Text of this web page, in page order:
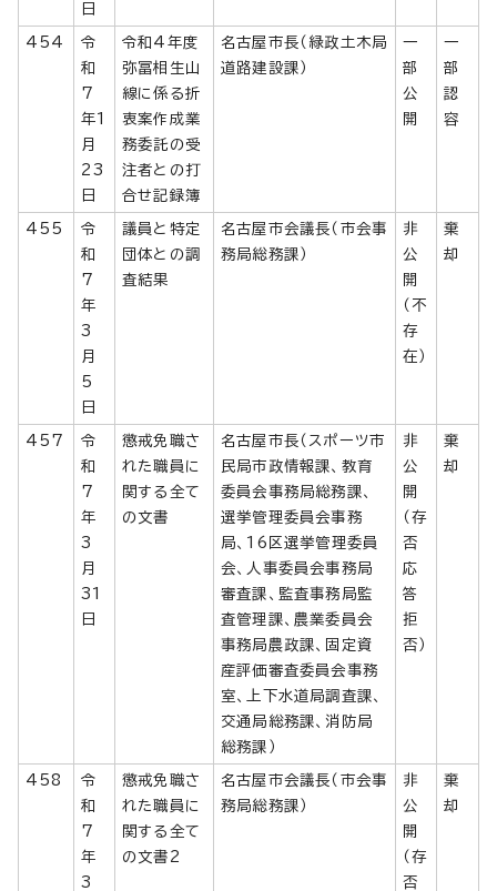
日
454
令
和
7
年1
月
23
日
令和4年度
弥冨相生山
線に係る折
衷案作成業
務委託の受
注者との打
合せ記録簿
名古屋市長（緑政土木局
道路建設課）
一
部
公
開
一
部
認
容
455
令
和
7
年
3
月
5
日
議員と特定
団体との調
査結果
名古屋市会議長（市会事
務局総務課）
非
公
開
（不
存
在）
棄
却
457
令
和
7
年
3
月
31
日
懲戒免職さ
れた職員に
関する全て
の文書
名古屋市長（スポーツ市
民局市政情報課、教育
委員会事務局総務課、
選挙管理委員会事務
局、16区選挙管理委員
会、人事委員会事務局
審査課、監査事務局監
査管理課、農業委員会
事務局農政課、固定資
産評価審査委員会事務
室、上下水道局調査課、
交通局総務課、消防局
総務課）
非
公
開
（存
否
応
答
拒
否）
棄
却
458
令
和
7
年
3
懲戒免職さ
れた職員に
関する全て
の文書2
名古屋市会議長（市会事
務局総務課）
非
公
開
（存
否
棄
却